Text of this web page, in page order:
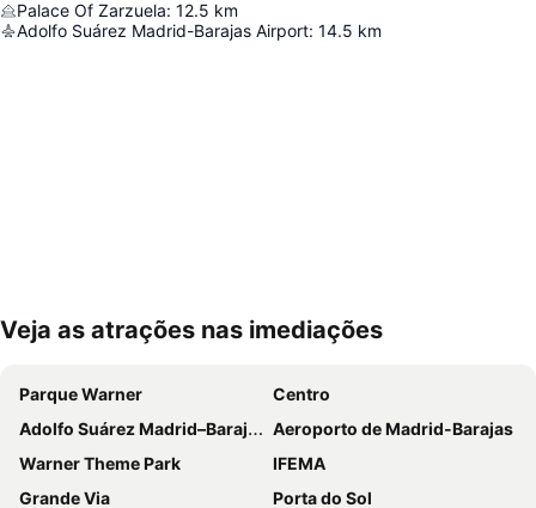
Palace Of Zarzuela: 12.5 km
Adolfo Suárez Madrid-Barajas Airport: 14.5 km
Ampliar mapa
Veja as atrações nas imediações
Parque Warner
Centro
Adolfo Suárez Madrid–Barajas Airport
Aeroporto de Madrid-Barajas
Warner Theme Park
IFEMA
Grande Via
Porta do Sol